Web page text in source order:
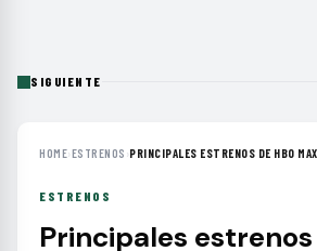
SIGUIENTE
HOME›ESTRENOS ›PRINCIPALES ESTRENOS DE HBO
ESTRENOS
Principales estrenos